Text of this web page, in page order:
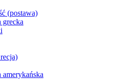
(postawa)
amerykańska